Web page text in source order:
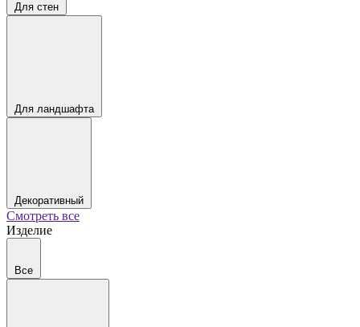
Для стен
Для ландшафта
Декоративный
Смотреть все
Изделие
Все